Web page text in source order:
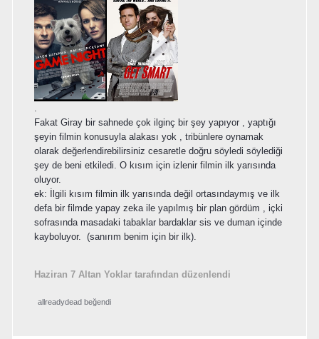
.
Fakat Giray bir sahnede çok ilginç bir şey yapıyor , yaptığı
şeyin filmin konusuyla alakası yok , tribünlere oynamak
olarak değerlendirebilirsiniz cesaretle doğru söyledi söylediği
şey de beni etkiledi. O kısım için izlenir filmin ilk yarısında
oluyor.
ek: İlgili kısım filmin ilk yarısında değil ortasındaymış ve ilk
defa bir filmde yapay zeka ile yapılmış bir plan gördüm , içki
sofrasında masadaki tabaklar bardaklar sis ve duman içinde
kayboluyor. (sanırım benim için bir ilk).
Haziran 7 Altan Yoklar tarafından düzenlendi
allreadydead beğendi